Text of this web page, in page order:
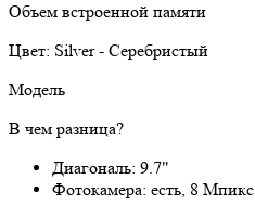
Объем встроенной памяти
Цвет: Silver - Серебристый
Модель
В чем разница?
Диагональ: 9.7"
Фотокамера: есть, 8 Мпикс